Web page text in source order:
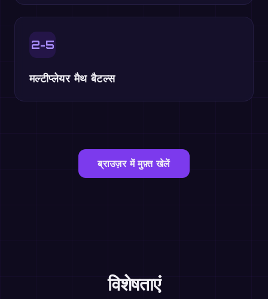
2-5
मल्टीप्लेयर मैथ बैटल्स
ब्राउज़र में मुफ़्त खेलें
विशेषताएं